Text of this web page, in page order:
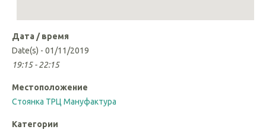
Дата / время
Date(s) - 01/11/2019
19:15 - 22:15
Местоположение
Стоянка ТРЦ Мануфактура
Категории